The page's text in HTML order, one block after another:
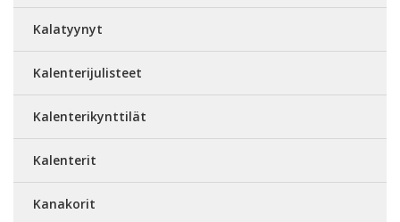
Kalatyynyt
Kalenterijulisteet
Kalenterikynttilät
Kalenterit
Kanakorit